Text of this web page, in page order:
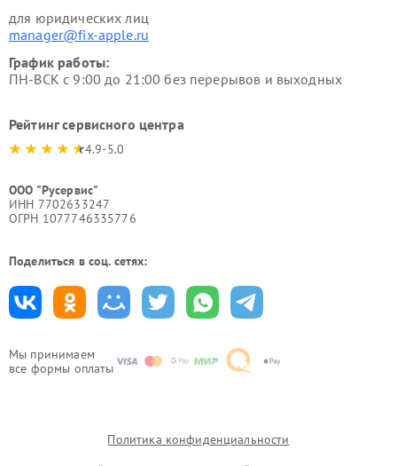
Мы принимаем
все формы оплаты
для юридических лиц
manager@fix-apple.ru
График работы:
ПН-ВСК с 9:00 до 21:00 без перерывов и выходных
Рейтинг сервисного центра
4.9-5.0
ООО "Русервис"
ИНН 7702633247
ОГРН 1077746335776
Поделиться в соц. сетях:
Политика конфиденциальности